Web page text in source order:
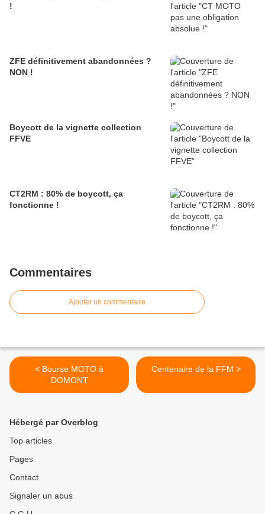
!
ZFE définitivement abandonnées ?
NON !
Boycott de la vignette collection
FFVE
CT2RM : 80% de boycott, ça
fonctionne !
Commentaires
Ajouter un commentaire
< Bourse MOTO à
DOMONT
Centenaire de la FFM >
Hébergé par Overblog
Top articles
Pages
Contact
Signaler un abus